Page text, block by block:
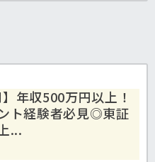
】年収500万円以上！
ト経験者必見◎東証
...